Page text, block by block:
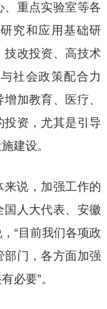
、重点实验室等各
究和应用基础研
技改投资、高技术
社会政策配合力
加教育、医疗、
投资，尤其是引导
建设。
说，加强工作的
国人大代表、安徽
“目前我们各项政
部门，各方面加强
必要”。